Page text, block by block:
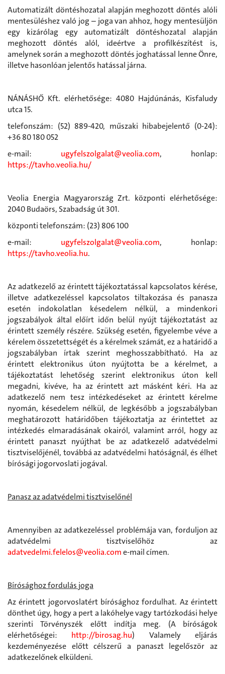
Automatizált döntéshozatal alapján meghozott döntés alóli
mentesüléshez való jog – joga van ahhoz, hogy mentesüljön
egy kizárólag egy automatizált döntéshozatal alapján
meghozott döntés alól, ideértve a profilkészítést is,
amelynek során a meghozott döntés joghatással lenne Önre,
illetve hasonlóan jelentős hatással járna.
NÁNÁSHŐ Kft. elérhetősége: 4080 Hajdúnánás, Kisfaludy
utca 15.
telefonszám: (52) 889-420, műszaki hibabejelentő (0-24):
+36 80 180 052
e-mail: ugyfelszolgalat@veolia.com, honlap:
https://tavho.veolia.hu/
Veolia Energia Magyarország Zrt. központi elérhetősége:
2040 Budaörs, Szabadság út 301.
központi telefonszám: (23) 806 100
e-mail: ugyfelszolgalat@veolia.com, honlap:
https://tavho.veolia.hu.
Az adatkezelő az érintett tájékoztatással kapcsolatos kérése,
illetve adatkezeléssel kapcsolatos tiltakozása és panasza
esetén indokolatlan késedelem nélkül, a mindenkori
jogszabályok által előírt időn belül nyújt tájékoztatást az
érintett személy részére. Szükség esetén, figyelembe véve a
kérelem összetettségét és a kérelmek számát, ez a határidő a
jogszabályban írtak szerint meghosszabbítható. Ha az
érintett elektronikus úton nyújtotta be a kérelmet, a
tájékoztatást lehetőség szerint elektronikus úton kell
megadni, kivéve, ha az érintett azt másként kéri. Ha az
adatkezelő nem tesz intézkedéseket az érintett kérelme
nyomán, késedelem nélkül, de legkésőbb a jogszabályban
meghatározott határidőben tájékoztatja az érintettet az
intézkedés elmaradásának okairól, valamint arról, hogy az
érintett panaszt nyújthat be az adatkezelő adatvédelmi
tisztviselőjénél, továbbá az adatvédelmi hatóságnál, és élhet
bírósági jogorvoslati jogával.
Panasz az adatvédelmi tisztviselőnél
Amennyiben az adatkezeléssel problémája van, forduljon az
adatvédelmi tisztviselőhöz az
adatvedelmi.felelos@veolia.come-mail címen.
Bírósághoz fordulás joga
Az érintett jogorvoslatért bírósághoz fordulhat. Az érintett
dönthet úgy, hogy a pert a lakóhelye vagy tartózkodási helye
szerinti Törvényszék előtt indítja meg. (A bíróságok
elérhetőségei: http://birosag.hu) Valamely eljárás
kezdeményezése előtt célszerű a panaszt legelőször az
adatkezelőnek elküldeni.